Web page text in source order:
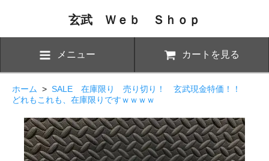
玄武 Ｗｅｂ Ｓｈｏｐ
メニュー カートを見る
ホーム > SALE 在庫限り 売り切り！ 玄武現金特価！！
どれもこれも、在庫限りですｗｗｗｗ